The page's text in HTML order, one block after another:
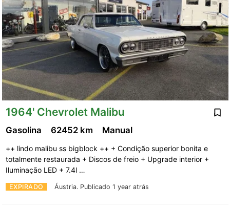
1964' Chevrolet Malibu
EXPIRADO Áustria. Publicado 1 year atrás
Gasolina 62452 km Manual
++ lindo malibu ss bigblock ++ + Condição superior bonita e
totalmente restaurada + Discos de freio + Upgrade interior +
Iluminação LED + 7.4l …